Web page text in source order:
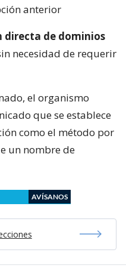
anterior
directa de dominios
necesidad de requerir
el organismo
que se establece
como el método por
un nombre de
AVÍSANOS